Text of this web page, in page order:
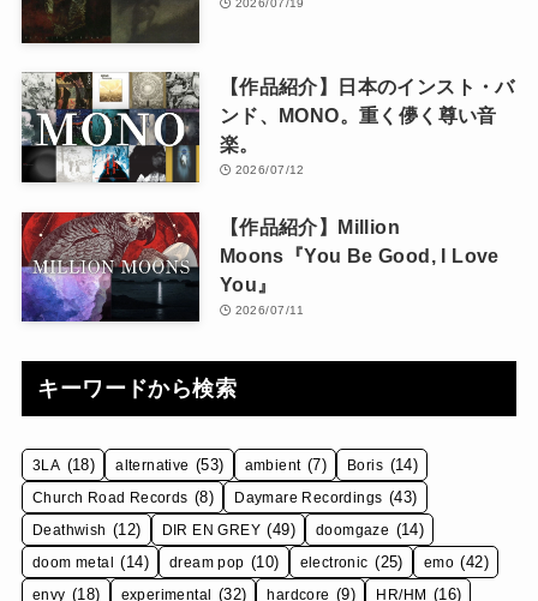
【作品紹介】日本のインスト・バ
ンド、MONO。重く儚く尊い音
楽。
2026/07/12
【作品紹介】Million
Moons『You Be Good, I Love
You』
2026/07/11
キーワードから検索
3LA (18) alternative (53) ambient (7) Boris (14)
Church Road Records (8) Daymare Recordings (43)
Deathwish (12) DIR EN GREY (49) doomgaze (14)
doom metal (14) dream pop (10) electronic (25) emo (42)
envy (18) experimental (32) hardcore (9) HR/HM (16)